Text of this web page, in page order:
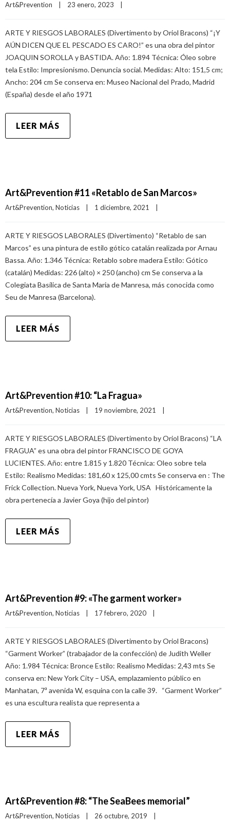
Art&Prevention 23 enero, 2023
ARTE Y RIESGOS LABORALES (Divertimento by Oriol Bracons) “¡Y
AÚN DICEN QUE EL PESCADO ES CARO!” es una obra del pintor
JOAQUIN SOROLLA y BASTIDA. Año: 1.894 Técnica: Óleo sobre
tela Estilo: Impresionismo. Denuncia social. Medidas: Alto: 151,5 cm;
Ancho: 204 cm Se conserva en: Museo Nacional del Prado, Madrid
(España) desde el año 1971
LEER MÁS
Art&Prevention #11 «Retablo de San Marcos»
Art&Prevention, Noticias 1 diciembre, 2021
ARTE Y RIESGOS LABORALES (Divertimento) “Retablo de san
Marcos” es una pintura de estilo gótico catalán realizada por Arnau
Bassa. Año: 1.346 Técnica: Retablo sobre madera Estilo: Gótico
(catalán) Medidas: 226 (alto) × 250 (ancho) cm Se conserva a la
Colegiata Basílica de Santa Maria de Manresa, más conocida como
Seu de Manresa (Barcelona).
LEER MÁS
Art&Prevention #10: “La Fragua»
Art&Prevention, Noticias 19 noviembre, 2021
ARTE Y RIESGOS LABORALES (Divertimento by Oriol Bracons) “LA
FRAGUA” es una obra del pintor FRANCISCO DE GOYA
LUCIENTES. Año: entre 1.815 y 1.820 Técnica: Oleo sobre tela
Estilo: Realismo Medidas: 181,60 x 125,00 cmts Se conserva en : The
Frick Collection. Nueva York, Nueva York, USA Históricamente la
obra pertenecía a Javier Goya (hijo del pintor)
LEER MÁS
Art&Prevention #9: «The garment worker»
Art&Prevention, Noticias 17 febrero, 2020
ARTE Y RIESGOS LABORALES (Divertimento by Oriol Bracons)
“Garment Worker” (trabajador de la confección) de Judith Weller
Año: 1.984 Técnica: Bronce Estilo: Realismo Medidas: 2,43 mts Se
conserva en: New York City – USA, emplazamiento público en
Manhatan, 7ª avenida W, esquina con la calle 39. “Garment Worker”
es una escultura realista que representa a
LEER MÁS
Art&Prevention #8: “The SeaBees memorial”
Art&Prevention, Noticias 26 octubre, 2019